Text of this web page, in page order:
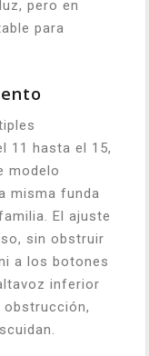
pero en
para
11 hasta el 15,
modelo
misma funda
El ajuste
sin obstruir
a los botones
inferior
obstrucción,